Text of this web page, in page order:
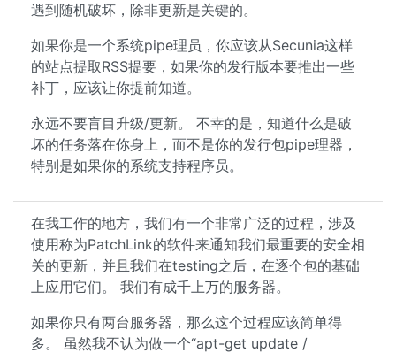
遇到随机破坏，除非更新是关键的。
如果你是一个系统pipe理员，你应该从Secunia这样
的站点提取RSS提要，如果你的发行版本要推出一些
补丁，应该让你提前知道。
永远不要盲目升级/更新。 不幸的是，知道什么是破
坏的任务落在你身上，而不是你的发行包pipe理器，
特别是如果你的系统支持程序员。
在我工作的地方，我们有一个非常广泛的过程，涉及
使用称为PatchLink的软件来通知我们最重要的安全相
关的更新，并且我们在testing之后，在逐个包的基础
上应用它们。 我们有成千上万的服务器。
如果你只有两台服务器，那么这个过程应该简单得
多。 虽然我不认为做一个“apt-get update /